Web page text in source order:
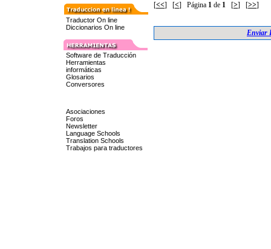
Traductor On line
Diccionarios On line
Software de Traducción
Herramientas
informáticas
Glosarios
Conversores
Asociaciones
Foros
Newsletter
Language Schools
Translation Schools
Trabajos para traductores
[<<] [<] Página 1 de 1 [>] [>>]
Enviar